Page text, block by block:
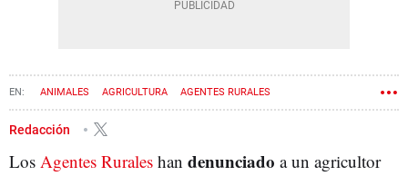
ANIMALES AGRICULTURA AGENTES RURALES
Redacción
Los Agentes Rurales han denunciado a un agricultor